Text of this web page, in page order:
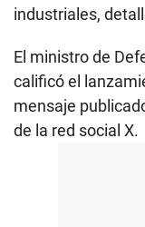
industriales,
El ministro de
calificó el
mensaje
de la red social X.